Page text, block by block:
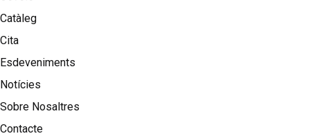
Catàleg
Cita
Esdeveniments
Notícies
Sobre Nosaltres​
Contacte